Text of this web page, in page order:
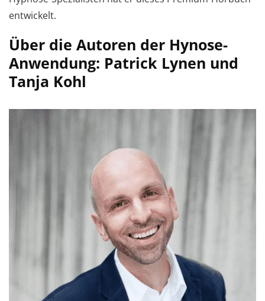
entwickelt.
Über die Autoren der Hynose-
Anwendung: Patrick Lynen und
Tanja Kohl